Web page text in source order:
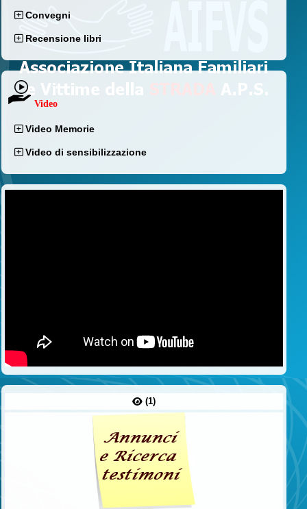
Convegni
Recensione libri
Video
Video Memorie
Video di sensibilizzazione
(1)